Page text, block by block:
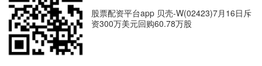
股票配资平台app 贝壳-W(02423)7月16日斥
资300万美元回购60.78万股